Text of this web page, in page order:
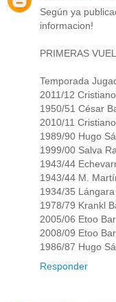
Según ya
informacion!
PRIMERAS
Temporada
2011/12
1950/51 César
2010/11
1989/90 Hugo
1999/00 Salva
1943/44
1943/44 M.
1934/35
1978/79 Krankl
2005/06 Etoo
2008/09 Etoo
1986/87 Hugo
Responder